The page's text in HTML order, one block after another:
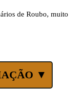
de Roubo, muito
▼